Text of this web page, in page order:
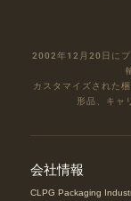
2002年12月20日にプ
カスタマイズされた
形品、キャ
会社情報
CLPG Packaging